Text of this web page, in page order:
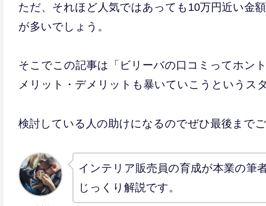
ただ、それほど人気ではあっても10万円近い金
が多いでしょう。
そこでこの記事は「ビリーバの口コミってホン
メリット・デメリットも暴いていこうというス
検討している人の助けになるのでぜひ最後までご
インテリア販売員の育成が本業の筆
じっくり解説です。